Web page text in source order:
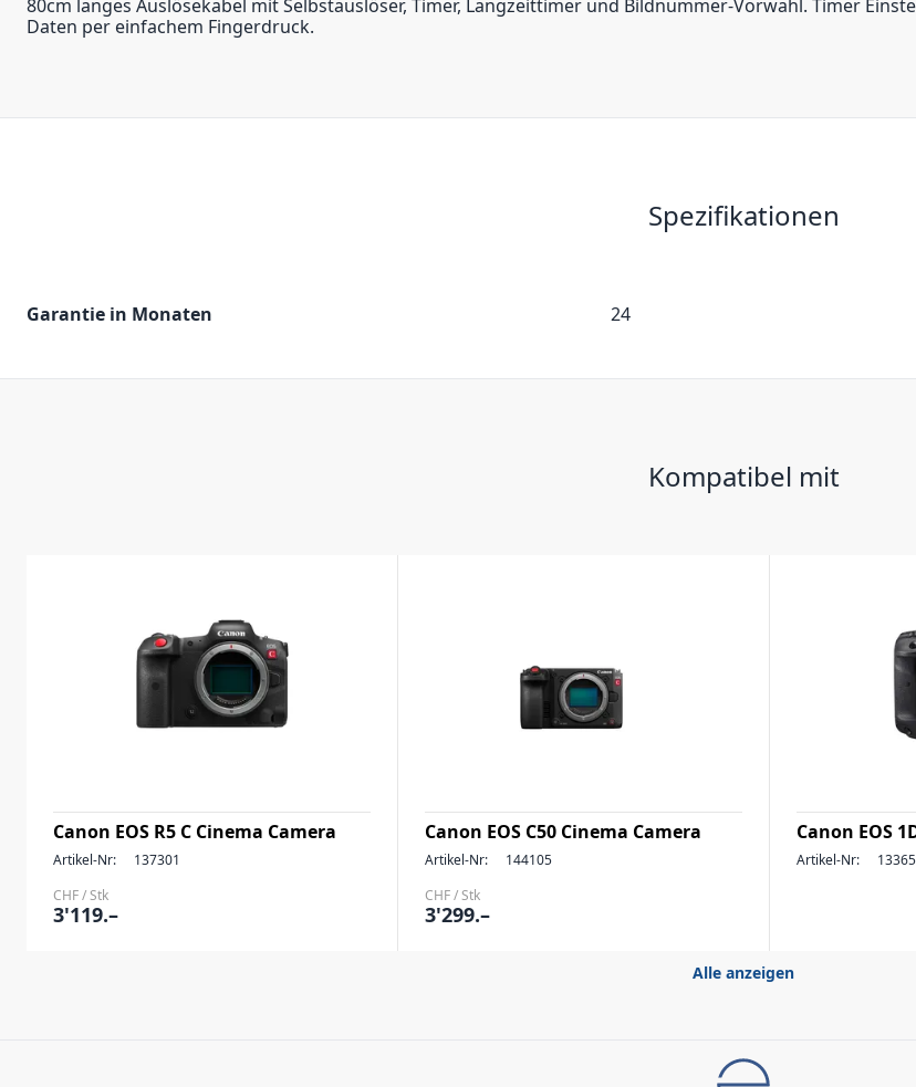
80cm langes Auslösekabel mit Selbstauslöser, Timer, Langzeittimer und Bildnummer-Vorwahl. Timer
Daten per einfachem Fingerdruck.
Spezifikationen
Garantie in Monaten 24
Kompatibel mit
Canon EOS R5 C Cinema Camera
Artikel-Nr:
137301
CHF / Stk
3'119.–
Canon EOS C50 Cinema Camera
Artikel-Nr:
144105
CHF / Stk
3'299.–
Canon EOS
Artikel-Nr:
Alle anzeigen